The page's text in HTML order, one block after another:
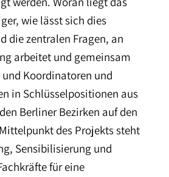
wie lässt sich dies
die zentralen Fragen, an
arbeitet und gemeinsam
Koordinatoren und
in Schlüsselpositionen aus
Berliner Bezirken auf den
des Projekts steht
Sensibilisierung und
für eine